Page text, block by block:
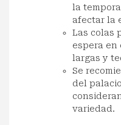
la
afectar la
Las colas
espera
largas y
Se
del
variedad.